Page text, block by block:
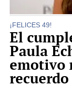
¡FELICES 49!
El
Paula
emotivo